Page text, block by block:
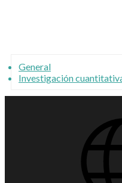
General
Investigación